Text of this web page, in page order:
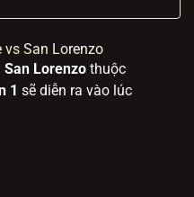
vs San Lorenzo
San Lorenzo thuộc
1 sẽ diễn ra vào lúc